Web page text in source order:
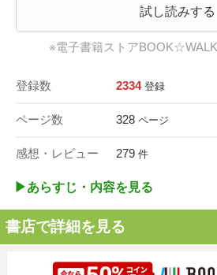
試し読みする
※電子書籍ストア
登録数 2334 登録
ページ数 328 ページ
感想・レビュー 279 件
▶︎あらすじ・内容を見る
書店で詳細を見る